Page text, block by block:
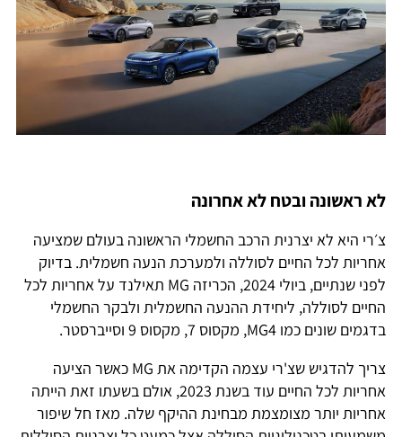
לא ראשונה ובטח לא אחרונה
צ׳רי היא לא יצרנית הרכב החשמלי הראשונה בעולם שמציעה
אחריות לכל החיים לסוללה ולמערכת הנעה חשמלית. בדיוק
לפני שנתיים, ביולי 2024, הכריזה MG תאילנד על אחריות לכל
החיים לסוללה, ליחידת ההנעה החשמלית ולבקר החשמלי
בדגמים שונים כמו MG4, מקסוס 7, מקסוס 9 וסייברסטר.
צריך להדגיש שצ'רי עצמה הקדימה את MG כאשר הציעה
אחריות לכל החיים עוד בשנת 2023, אולם בשעתו זאת הייתה
אחריות יותר מצומצמת מבחינת ההיקף שלה. מאז חל שיפור